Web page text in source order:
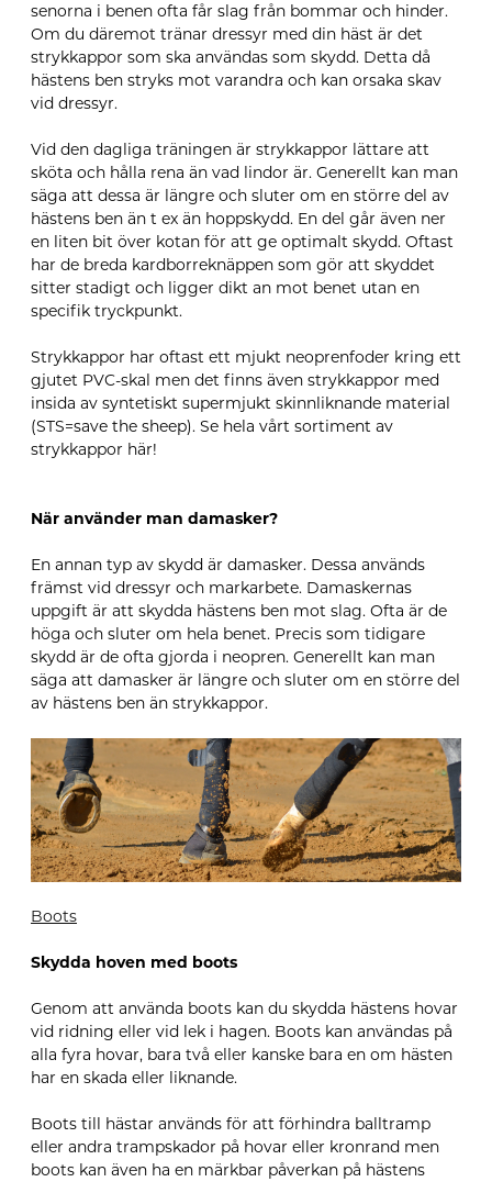
senorna i benen ofta får slag från bommar och hinder.
Om du däremot tränar dressyr med din häst är det
strykkappor som ska användas som skydd. Detta då
hästens ben stryks mot varandra och kan orsaka skav
vid dressyr.
Vid den dagliga träningen är strykkappor lättare att
sköta och hålla rena än vad lindor är. Generellt kan man
säga att dessa är längre och sluter om en större del av
hästens ben än t ex än hoppskydd. En del går även ner
en liten bit över kotan för att ge optimalt skydd. Oftast
har de breda kardborreknäppen som gör att skyddet
sitter stadigt och ligger dikt an mot benet utan en
specifik tryckpunkt.
Strykkappor har oftast ett mjukt neoprenfoder kring ett
gjutet PVC-skal men det finns även strykkappor med
insida av syntetiskt supermjukt skinnliknande material
(STS=save the sheep). Se hela vårt sortiment av
strykkappor här!
När använder man damasker?
En annan typ av skydd är damasker. Dessa används
främst vid dressyr och markarbete. Damaskernas
uppgift är att skydda hästens ben mot slag. Ofta är de
höga och sluter om hela benet. Precis som tidigare
skydd är de ofta gjorda i neopren. Generellt kan man
säga att damasker är längre och sluter om en större del
av hästens ben än strykkappor.
Boots
Skydda hoven med boots
Genom att använda boots kan du skydda hästens hovar
vid ridning eller vid lek i hagen. Boots kan användas på
alla fyra hovar, bara två eller kanske bara en om hästen
har en skada eller liknande.
Boots till hästar används för att förhindra balltramp
eller andra trampskador på hovar eller kronrand men
boots kan även ha en märkbar påverkan på hästens